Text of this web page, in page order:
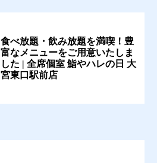
食べ放題・飲み放題を満喫！豊
富なメニューをご用意いたしま
した | 全席個室 鮨やハレの日 大
宮東口駅前店